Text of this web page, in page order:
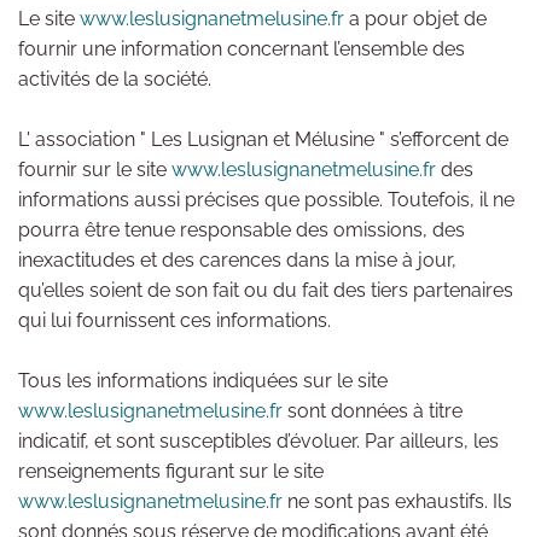
Le site www.leslusignanetmelusine.fr a pour objet de
fournir une information concernant l’ensemble des
activités de la société.
L' association " Les Lusignan et Mélusine " s’efforcent de
fournir sur le site www.leslusignanetmelusine.fr des
informations aussi précises que possible. Toutefois, il ne
pourra être tenue responsable des omissions, des
inexactitudes et des carences dans la mise à jour,
qu’elles soient de son fait ou du fait des tiers partenaires
qui lui fournissent ces informations.
Tous les informations indiquées sur le site
www.leslusignanetmelusine.fr sont données à titre
indicatif, et sont susceptibles d’évoluer. Par ailleurs, les
renseignements figurant sur le site
www.leslusignanetmelusine.fr ne sont pas exhaustifs. Ils
sont donnés sous réserve de modifications ayant été